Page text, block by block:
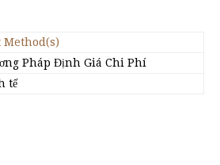
Method(s)
Pháp Định Giá Chi Phí
tế